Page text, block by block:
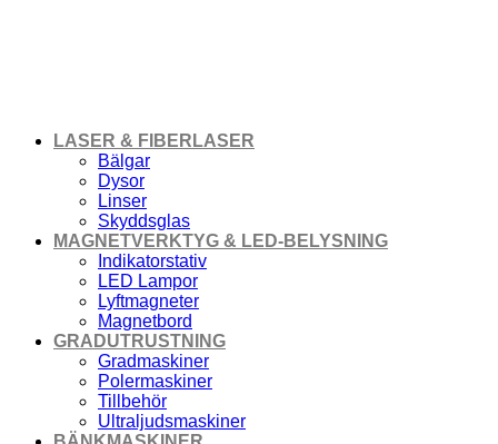
LASER & FIBERLASER
Bälgar
Dysor
Linser
Skyddsglas
MAGNETVERKTYG & LED-BELYSNING
Indikatorstativ
LED Lampor
Lyftmagneter
Magnetbord
GRADUTRUSTNING
Gradmaskiner
Polermaskiner
Tillbehör
Ultraljudsmaskiner